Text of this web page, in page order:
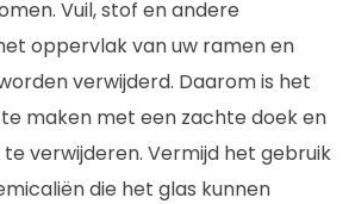
Vuil, stof en andere
oppervlak van uw ramen en
verwijderd. Daarom is het
maken met een zachte doek en
verwijderen. Vermijd het gebruik
die het glas kunnen